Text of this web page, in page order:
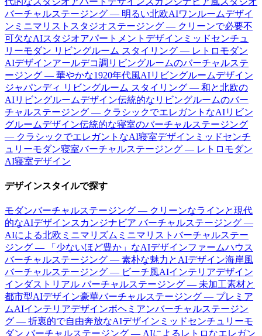
バーチャルステージング — 明るい北欧AIワンルームデザイ
ン ミニマリストスタジオステージング — クリーンで必要不
可欠なAIスタジオアパートメントデザイン ミッドセンチュ
リーモダン リビングルーム スタイリング — レトロモダン
AIデザインアールデコ調リビングルームのバーチャルステ
ージング — 華やかな1920年代風AIリビングルームデザイン
ジャパンディ リビングルーム スタイリング — 和と北欧の
AIリビングルームデザイン伝統的なリビングルームのバー
チャルステージング — クラシックでエレガントなAIリビン
グルームデザイン伝統的な寝室のバーチャルステージング
— クラシックでエレガントなAI寝室デザイン ミッドセンチ
ュリーモダン寝室バーチャルステージング — レトロモダン
AI寝室デザイン
デザインスタイルで探す
モダンバーチャルステージング — クリーンなラインと現代
的なAIデザインスカンジナビア バーチャルステージング —
AIによる北欧ミニマリズム ミニマリストバーチャルステー
ジング — 「少ないほど豊か」なAIデザインファームハウス
バーチャルステージング — 素朴な魅力とAIデザイン海岸風
バーチャルステージング — ビーチ風AIインテリアデザイン
インダストリアル バーチャルステージング — 未加工素材と
都市型AIデザイン豪華バーチャルステージング — プレミア
ムAIインテリアデザインボヘミアンバーチャルステージン
グ — 折衷的で自由奔放なAIデザイン ミッドセンチュリーモ
ダン バーチャルステージング — AIによるレトロなエレガン